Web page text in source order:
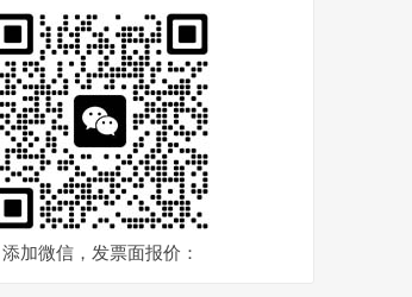
添加微信，发票面报价：